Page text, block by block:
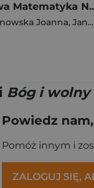
Nowa Matematyka NOWA
Joanna, Janocha Grzegorz
Bóg i wolny
Powiedz
Pomóż innym i
ZALOGUJ SIĘ,